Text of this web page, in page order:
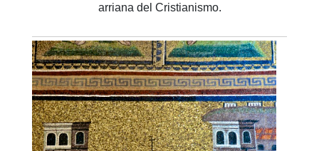
arriana del Cristianismo.